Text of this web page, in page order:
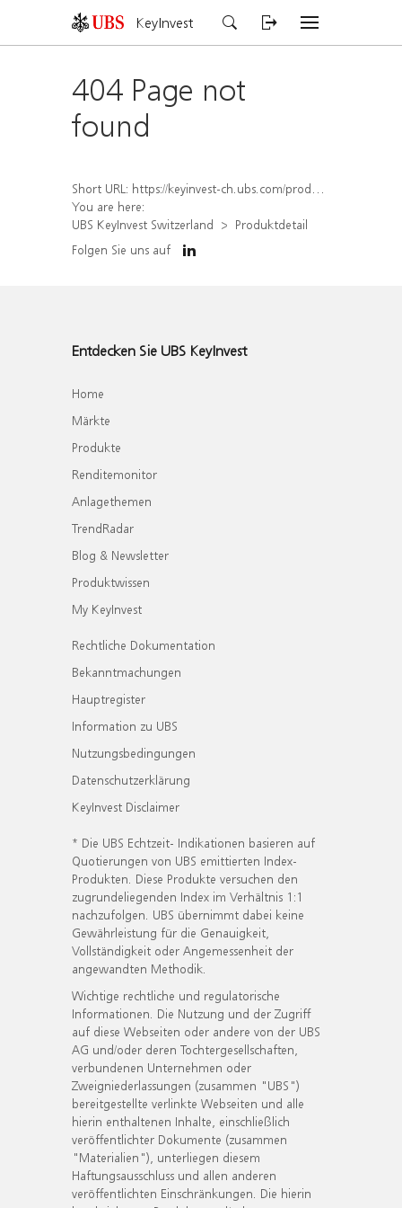
KeyInvest
404 Page not
found
Short URL: https://keyinvest-ch.ubs.com/produkt/detail/index/isin/CH1579307757
You are here:
UBS KeyInvest Switzerland
Produktdetail
Folgen Sie uns auf
Entdecken Sie UBS KeyInvest
Home
Märkte
Produkte
Renditemonitor
Anlagethemen
TrendRadar
Blog & Newsletter
Produktwissen
My KeyInvest
Rechtliche Dokumentation
Bekanntmachungen
Hauptregister
Information zu UBS
Nutzungsbedingungen
Datenschutzerklärung
KeyInvest Disclaimer
* Die UBS Echtzeit- Indikationen basieren auf
Quotierungen von UBS emittierten Index-
Produkten. Diese Produkte versuchen den
zugrundeliegenden Index im Verhältnis 1:1
nachzufolgen. UBS übernimmt dabei keine
Gewährleistung für die Genauigkeit,
Vollständigkeit oder Angemessenheit der
angewandten Methodik.
Wichtige rechtliche und regulatorische
Informationen. Die Nutzung und der Zugriff
auf diese Webseiten oder andere von der UBS
AG und/oder deren Tochtergesellschaften,
verbundenen Unternehmen oder
Zweigniederlassungen (zusammen "UBS")
bereitgestellte verlinkte Webseiten und alle
hierin enthaltenen Inhalte, einschließlich
veröffentlichter Dokumente (zusammen
"Materialien"), unterliegen diesem
Haftungsausschluss und allen anderen
veröffentlichten Einschränkungen. Die hierin